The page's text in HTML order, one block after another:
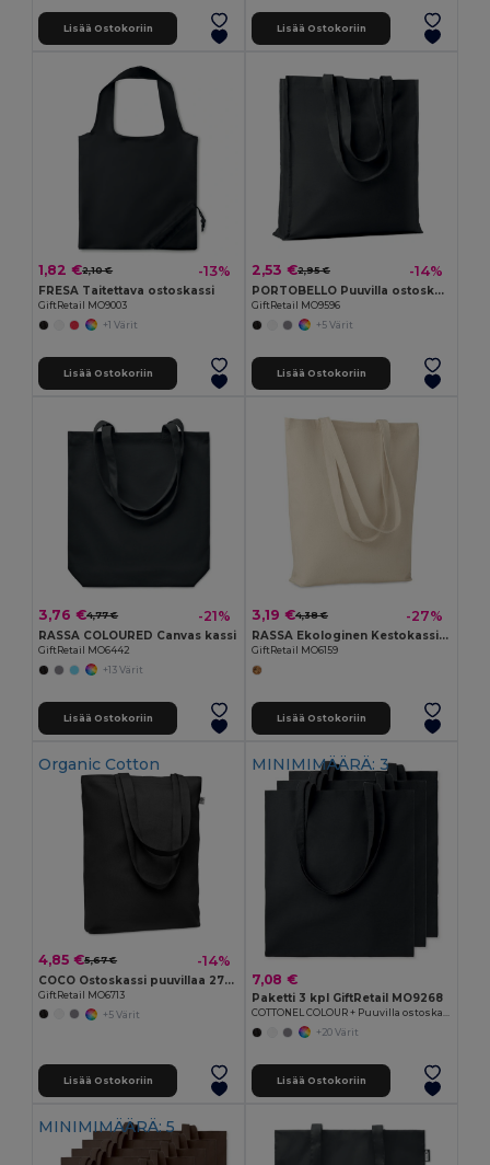
Lisää Ostokoriin Lisää Ostokoriin
1,82 €2,10 € -13%
FRESA Taitettava ostoskassi
GiftRetail MO9003
+1 Värit
Lisää Ostokoriin
2,53 €2,95 € -14%
PORTOBELLO Puuvilla ostoskassi
GiftRetail MO9596
+5 Värit
Lisää Ostokoriin
3,76 €4,77 € -21%
RASSA COLOURED Canvas kassi
GiftRetail MO6442
+13 Värit
Lisää Ostokoriin
3,19 €4,38 € -27%
RASSA Ekologinen Kestokassi Ympäristöystävällinen
GiftRetail MO6159
Lisää Ostokoriin
Organic Cotton
4,85 €5,67 € -14%
COCO Ostoskassi puuvillaa 270 gr/m²
GiftRetail MO6713
+5 Värit
Lisää Ostokoriin
MINIMIMÄÄRÄ: 3
7,08 €
Paketti 3 kpl GiftRetail MO9268
COTTONEL COLOUR + Puuvilla ostoskassi
+20 Värit
Lisää Ostokoriin
MINIMIMÄÄRÄ: 5